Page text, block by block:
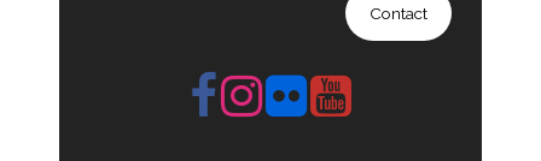
Contact